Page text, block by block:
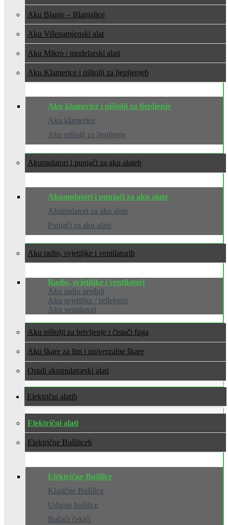
Aku Blanje – Blanjalice
Aku Višenamjenski alat
Aku Mikro / modelarski alati
Aku Klamerice i pištolji za ljepljenje
Aku klamerice i pištolji za ljepljenje
Aku klamerice
Aku pištolji za ljepljenje
Akumulatori i punjači za aku alate
Akumulatori i punjači za aku alate
Akumulatori za aku alate
Punjači za aku alate
Aku radio, svjetiljke i ventilatori
Radio, svjetiljke i ventilatori
Aku radio uređaji
Aku svjetiljke / reflektori
Aku ventilatori
Aku pištolji za brtvljenje i čistači fuga
Aku škare za lim i univerzalne škare
Ostali akumulatorski alati
Električni alati
Električni alati
Električne Bušilice
Električne Bušilice
Klasične Bušilice
Udarne bušilice
Bušaći čekići